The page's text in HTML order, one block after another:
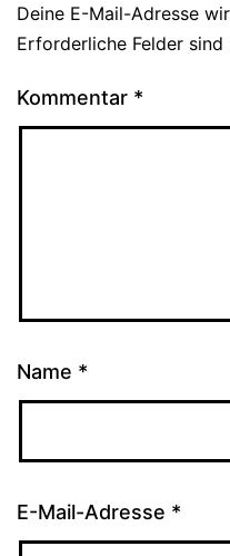
Deine E-Mail-Adresse
Erforderliche Felder sind
Kommentar *
Name *
E-Mail-Adresse *